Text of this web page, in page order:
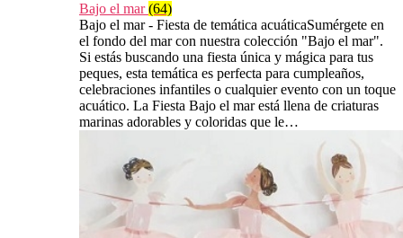
Bajo el mar(64)
Bajo el mar - Fiesta de temática acuáticaSumérgete en
el fondo del mar con nuestra colección "Bajo el mar".
Si estás buscando una fiesta única y mágica para tus
peques, esta temática es perfecta para cumpleaños,
celebraciones infantiles o cualquier evento con un toque
acuático. La Fiesta Bajo el mar está llena de criaturas
marinas adorables y coloridas que le…